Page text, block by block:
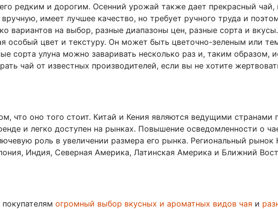
редким и дорогим. Осенний урожай также дает прекрасный
имеет лучшее качество, но требует ручного труда и
вариантов на выбор, разные диапазоны цен, разные сорта и
особый цвет и текстуру. Он может быть цветочно-зеленым или
сорта улуна можно заваривать несколько раз и, таким образом,
чай от известных производителей, если вы не хотите
что оно того стоит. Китай и Кения являются ведущими странами
и легко доступен на рынках. Повышение осведомленности о
роль в увеличении размера его рынка. Региональный рынок
Индия, Северная Америка, Латинская Америка и Ближний
огромный выбор вкусных и ароматных видов чая и